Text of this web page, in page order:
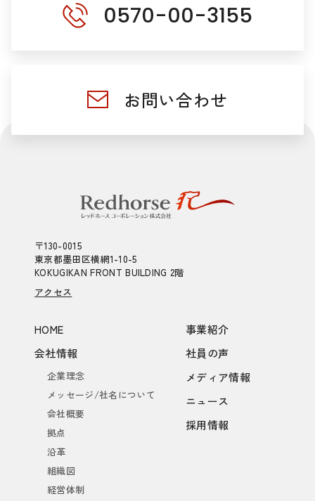
0570-00-3155
お問い合わせ
〒130-0015
東京都墨田区横網1-10-5
KOKUGIKAN FRONT BUILDING 2階
アクセス
HOME
会社情報
企業理念
メッセージ/社名について
会社概要
拠点
沿革
組織図
経営体制
事業紹介
社員の声
メディア情報
ニュース
採用情報